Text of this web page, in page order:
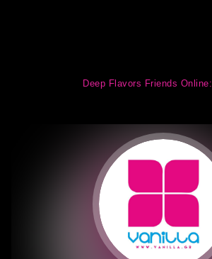
Deep Flavors Friends Online: